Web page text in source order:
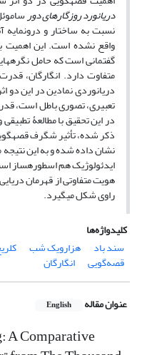
دریانورد روزگارهای دور
نسبت به ساختار و درونمایه
واقع نشده است. این
گفتمانی است که حامل
متفاوت دارد. انگارگان،
دریانوردی نمادین در این دو
تعبیری، تصوری باطل است،
در این تحقیق با مطالعۀ
ذکر شده، تأثیر شگرف
نشان داده شده و به این
ایدئولوژیک هم اسطوره­ساز
هویت متفاوتی از قهرمان
راوی شکل می­گیرد.
کلیدواژه‌ها
سند باد
هزارویک شب
قصه‌گویی انگارگان
عنوان مقاله English
A Comparative